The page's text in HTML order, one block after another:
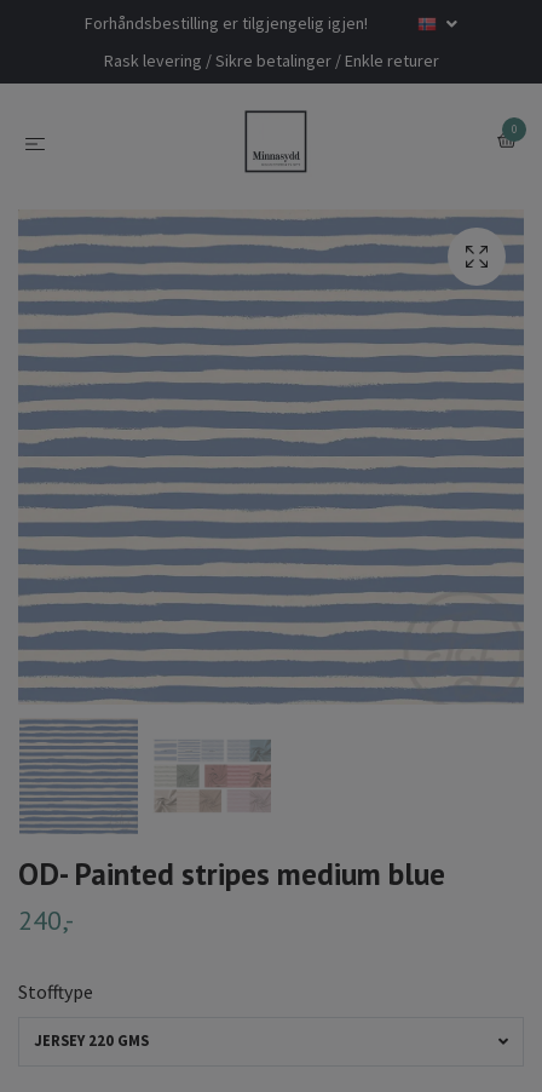
Forhåndsbestilling er tilgjengelig igjen!
Rask levering / Sikre betalinger / Enkle returer
0
OD- Painted stripes medium blue
240,-
Stofftype
JERSEY 220 GMS